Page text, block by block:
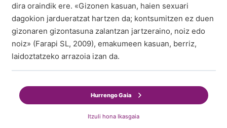
dira oraindik ere. «Gizonen kasuan, haien sexuari
dagokion jardueratzat hartzen da; kontsumitzen ez duen
gizonaren gizontasuna zalantzan jartzeraino, noiz edo
noiz» (Farapi SL, 2009), emakumeen kasuan, berriz,
laidoztatzeko arrazoia izan da.
Itzuli hona Ikasgaia
Hurrengo Gaia